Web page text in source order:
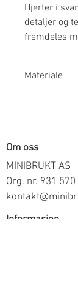
Hjerter i
detaljer og
fremdeles
Materiale
Om oss
MINIBRUKT AS
Org. nr. 931 570
Informasjon